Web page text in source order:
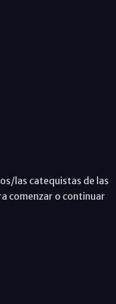
las catequistas de las
comenzar o continuar